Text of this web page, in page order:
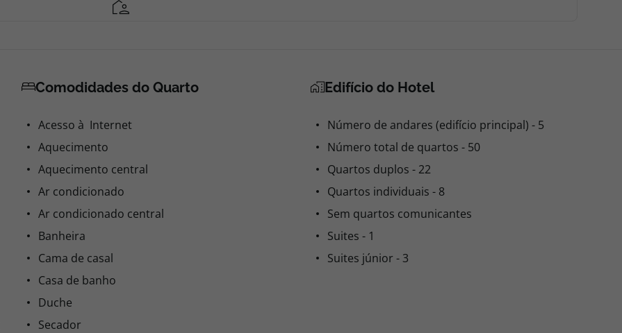
Comodidades do Quarto
Acesso à Internet
Aquecimento
Aquecimento central
Ar condicionado
Ar condicionado central
Banheira
Cama de casal
Casa de banho
Duche
Secador
Edifício do Hotel
Número de andares (edifício principal) - 5
Número total de quartos - 50
Quartos duplos - 22
Quartos individuais - 8
Sem quartos comunicantes
Suites - 1
Suites júnior - 3